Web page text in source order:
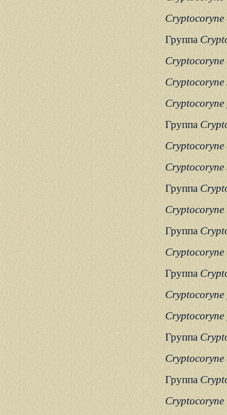
Группа
Cryptocoryne
Группа
Cryptocoryne
Группа
Группа
Группа
Cryptocoryne
Группа
Группа